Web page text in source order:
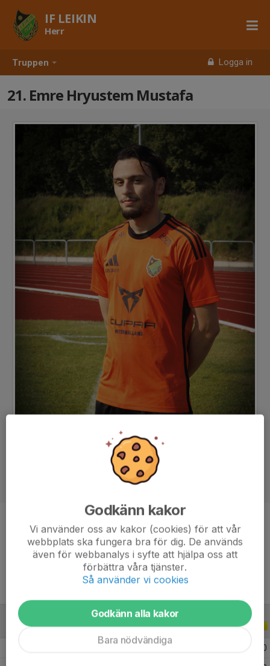
Truppen Logga in
IF LEIKIN
Herr
21. Emre Hryustem Mustafa
Position
Mittfältare
Ålder
22 år
ALLA SERIER ALLA ÅR
0
Godkänn kakor
Vi använder oss av kakor (cookies) för att vår
webbplats ska fungera bra för dig. De används
även för webbanalys i syfte att hjälpa oss att
förbättra våra tjänster.
Så använder vi cookies
Godkänn alla kakor
Bara nödvändiga